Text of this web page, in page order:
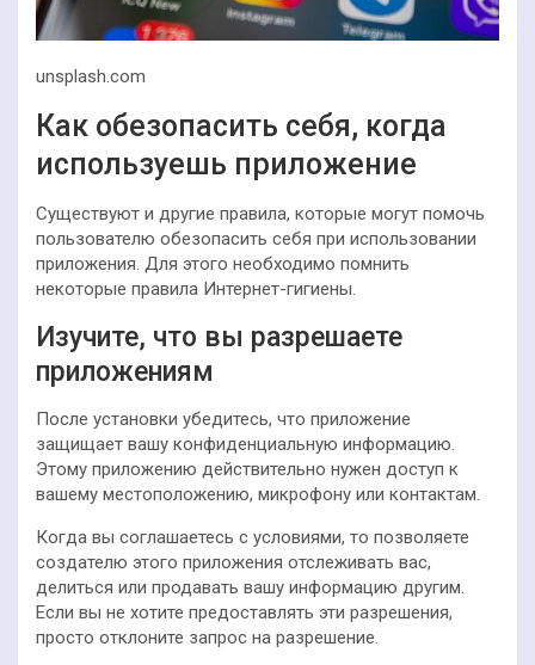
unsplash.com
Как обезопасить себя, когда
используешь приложение
Существуют и другие правила, которые могут помочь
пользователю обезопасить себя при использовании
приложения. Для этого необходимо помнить
некоторые правила Интернет-гигиены.
Изучите, что вы разрешаете
приложениям
После установки убедитесь, что приложение
защищает вашу конфиденциальную информацию.
Этому приложению действительно нужен доступ к
вашему местоположению, микрофону или контактам.
Когда вы соглашаетесь с условиями, то позволяете
создателю этого приложения отслеживать вас,
делиться или продавать вашу информацию другим.
Если вы не хотите предоставлять эти разрешения,
просто отклоните запрос на разрешение.